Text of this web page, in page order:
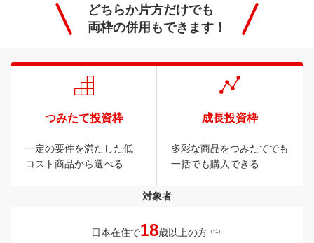
どちらか片方だけでも
両枠の併用もできます！
つみたて投資枠
一定の要件を満たした低
コスト商品から選べる
成長投資枠
多彩な商品をつみたてでも
一括でも購入できる
対象者
日本在住で18歳以上の方（*1）